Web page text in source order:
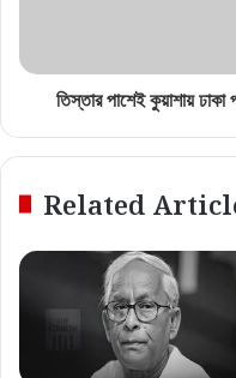
তিস্তার পাশেই কুয়াশায় ঢাকা
Related